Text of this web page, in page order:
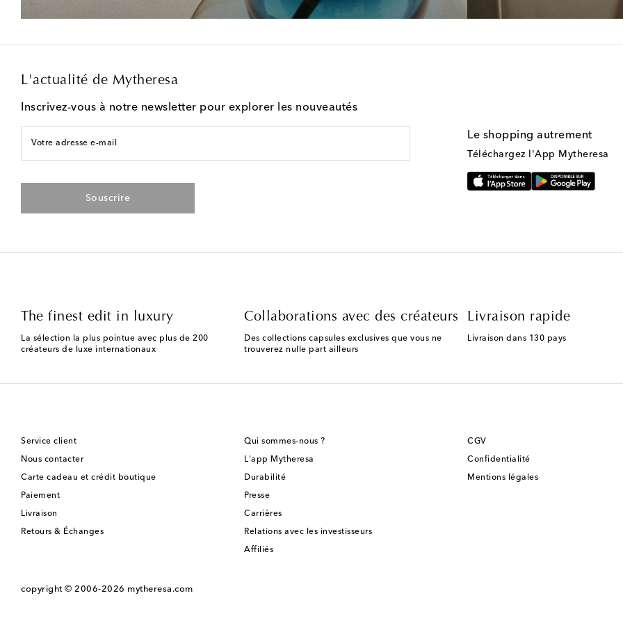
L'actualité de Mytheresa
Inscrivez-vous à notre newsletter pour explorer les nouveautés
Votre adresse e-mail
Souscrire
Le shopping autrement
Téléchargez l'App Mytheresa
The finest edit in luxury
La sélection la plus pointue avec plus de 200
créateurs de luxe internationaux
Collaborations avec des créateurs
Des collections capsules exclusives que vous ne
trouverez nulle part ailleurs
Livraison rapide
Livraison dans 130 pays
Service client
Nous contacter
Carte cadeau et crédit boutique
Paiement
Livraison
Retours & Échanges
Qui sommes-nous ?
L'app Mytheresa
Durabilité
Presse
Carrières
Relations avec les investisseurs
Affiliés
CGV
Confidentialité
Mentions légales
copyright © 2006-2026 mytheresa.com